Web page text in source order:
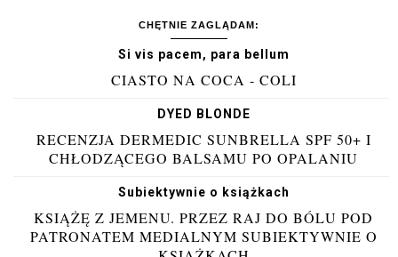
CHĘTNIE ZAGLĄDAM:
Si vis pacem, para bellum
CIASTO NA COCA - COLI
DYED BLONDE
RECENZJA DERMEDIC SUNBRELLA SPF 50+ I
CHŁODZĄCEGO BALSAMU PO OPALANIU
Subiektywnie o książkach
KSIĄŻĘ Z JEMENU. PRZEZ RAJ DO BÓLU POD
PATRONATEM MEDIALNYM SUBIEKTYWNIE O